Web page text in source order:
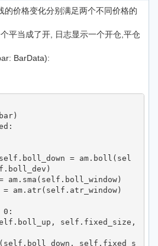
的价格变化分别满足两个不同价格的
平当成了开, 日志显示一个开仓,平仓
BarData):